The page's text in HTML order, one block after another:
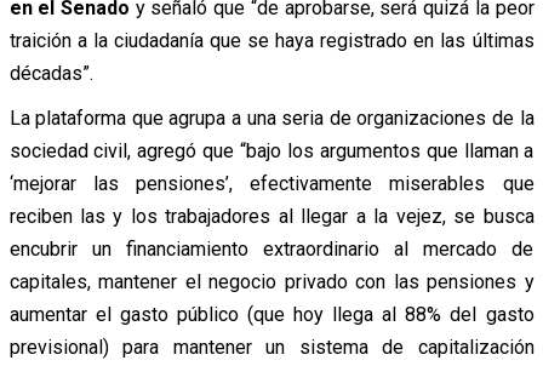
en el Senado y señaló que “de aprobarse, será quizá la peor
traición a la ciudadanía que se haya registrado en las últimas
décadas”.
La plataforma que agrupa a una seria de organizaciones de la
sociedad civil, agregó que “bajo los argumentos que llaman a
‘mejorar las pensiones’, efectivamente miserables que
reciben las y los trabajadores al llegar a la vejez, se busca
encubrir un financiamiento extraordinario al mercado de
capitales, mantener el negocio privado con las pensiones y
aumentar el gasto público (que hoy llega al 88% del gasto
previsional) para mantener un sistema de capitalización